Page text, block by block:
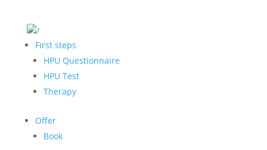
First steps
HPU Questionnaire
HPU Test
Therapy
Offer
Book